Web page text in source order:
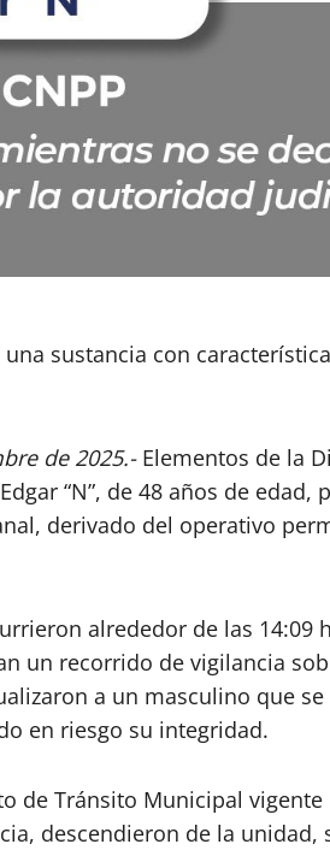
sustancia con
de 2025.-Elementos de la
“N”, de 48 años de edad,
derivado del operativo
alrededor de las 14:09
un recorrido de vigilancia
a un masculino que se
en riesgo su integridad.
de Tránsito Municipal vigente
descendieron de la unidad,